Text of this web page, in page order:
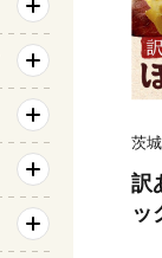
茨
訳
ッ